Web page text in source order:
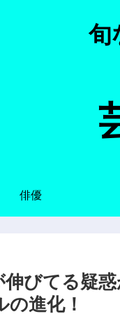
旬
俳優
びてる疑
進化！